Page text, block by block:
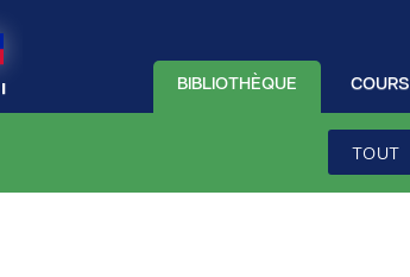
COURS
BIBLIOTHÈQUE
TOUT